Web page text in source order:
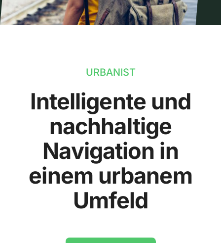
URBANIST
Intelligente und
nachhaltige
Navigation in
einem urbanem
Umfeld